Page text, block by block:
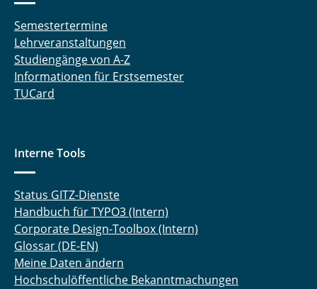
Semestertermine
Lehrveranstaltungen
Studiengänge von A-Z
Informationen für Erstsemester
TUCard
Interne Tools
Status GITZ-Dienste
Handbuch für TYPO3 (Intern)
Corporate Design-Toolbox (Intern)
Glossar (DE-EN)
Meine Daten ändern
Hochschulöffentliche Bekanntmachungen